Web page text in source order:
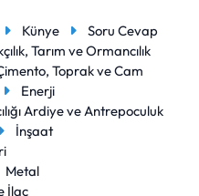
Künye
Soru Cevap
Tarım ve Ormancılık
Toprak ve Cam
Enerji
Ardiye ve Antrepoculuk
İnşaat
Metal
İlaç